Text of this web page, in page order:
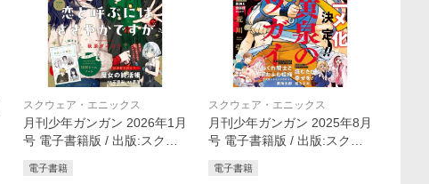
スクウェア・エニックス
月刊少年ガンガン 2026年1月
号 電子書籍版 / 出版:スクウ
宙 漫画:菖蒲 原作:新木伸 作
電子書籍
スクウェア・エニックス
月刊少年ガンガン 2025年8月
号 電子書籍版 / 出版:スクウ
弘 著者:中吉虎吉 原作:鎌池和
電子書籍